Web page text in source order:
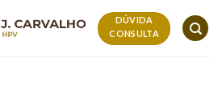
DÚVIDA
CONSULTA